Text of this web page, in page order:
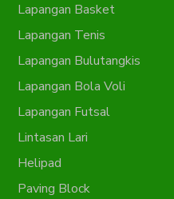
Lapangan Basket
Lapangan Tenis
Lapangan Bulutangkis
Lapangan Bola Voli
Lapangan Futsal
Lintasan Lari
Helipad
Paving Block